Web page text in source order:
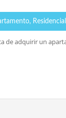
Residencial
de adquirir un